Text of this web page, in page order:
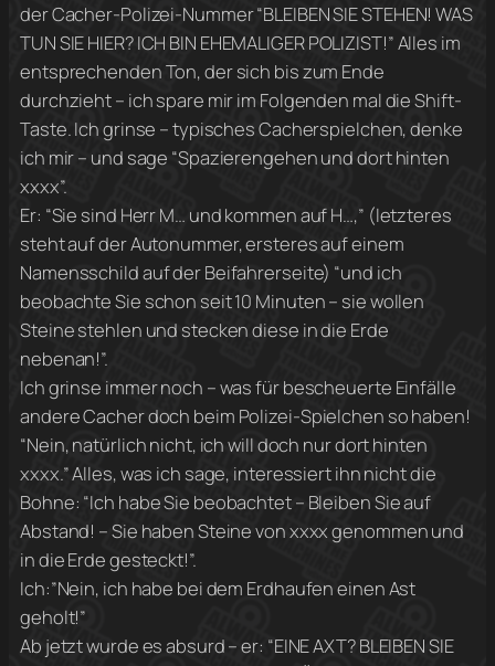
der Cacher-Polizei-Nummer “BLEIBEN SIE STEHEN! WAS
TUN SIE HIER? ICH BIN EHEMALIGER POLIZIST!” Alles im
entsprechenden Ton, der sich bis zum Ende
durchzieht – ich spare mir im Folgenden mal die Shift-
Taste. Ich grinse – typisches Cacherspielchen, denke
ich mir – und sage “Spazierengehen und dort hinten
xxxx”.
Er: “Sie sind Herr M… und kommen auf H…,” (letzteres
steht auf der Autonummer, ersteres auf einem
Namensschild auf der Beifahrerseite) “und ich
beobachte Sie schon seit 10 Minuten – sie wollen
Steine stehlen und stecken diese in die Erde
nebenan!”.
Ich grinse immer noch – was für bescheuerte Einfälle
andere Cacher doch beim Polizei-Spielchen so haben!
“Nein, natürlich nicht, ich will doch nur dort hinten
xxxx.” Alles, was ich sage, interessiert ihn nicht die
Bohne: “Ich habe Sie beobachtet – Bleiben Sie auf
Abstand! – Sie haben Steine von xxxx genommen und
in die Erde gesteckt!”.
Ich:”Nein, ich habe bei dem Erdhaufen einen Ast
geholt!”
Ab jetzt wurde es absurd – er: “EINE AXT? BLEIBEN SIE